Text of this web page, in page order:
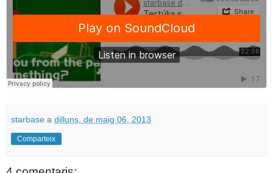
starbase a dilluns, de maig 06, 2013
Comparteix